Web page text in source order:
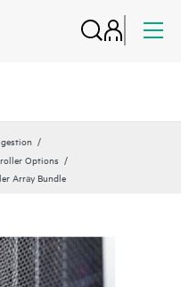
Options
Array Bundle